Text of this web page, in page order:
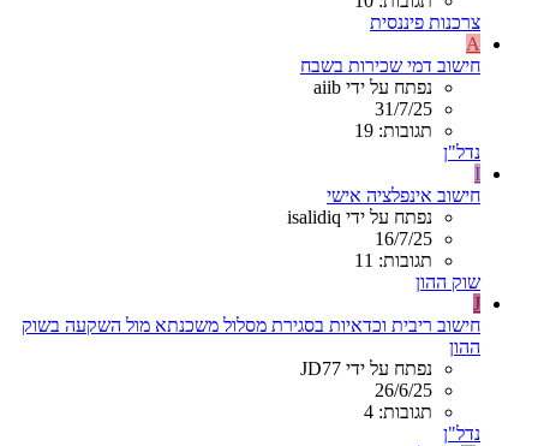
צרכנות פיננסית
A
חישוב דמי שכירות בשבח
נפתח על ידי aiib
31/7/25
תגובות: 19
נדל"ן
I
חישוב אינפלציה אישי
נפתח על ידי isalidiq
16/7/25
תגובות: 11
שוק ההון
J
חישוב ריבית וכדאיות בסגירת מסלול משכנתא מול השקעה בשוק
ההון
נפתח על ידי JD77
26/6/25
תגובות: 4
נדל"ן